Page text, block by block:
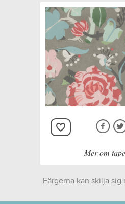
Mer om
Färgerna kan skilja